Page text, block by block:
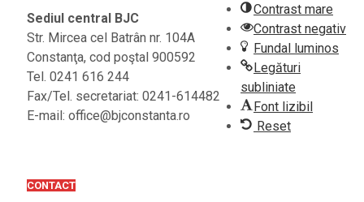
Sediul central BJC
Str. Mircea cel Batrân nr. 104A
Constanţa, cod poştal 900592
Tel. 0241 616 244
Fax/Tel. secretariat: 0241-614482
E-mail: office@bjconstanta.ro
CONTACT
Contrast mare
Contrast negativ
Fundal luminos
Legături
subliniate
Font lizibil
Reset